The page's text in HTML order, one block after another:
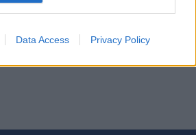
Data Access Privacy Policy
med skader og
lovende takter som nest best